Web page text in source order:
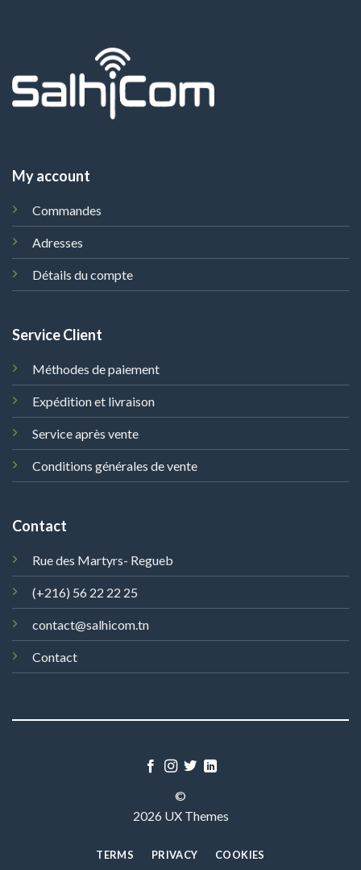
My account
Commandes
Adresses
Détails du compte
Service Client
Méthodes de paiement
Expédition et livraison
Service après vente
Conditions générales de vente
Contact
Rue des Martyrs- Regueb
(+216) 56 22 22 25
contact@salhicom.tn
Contact
©
2026 UX Themes
TERMS PRIVACY COOKIES